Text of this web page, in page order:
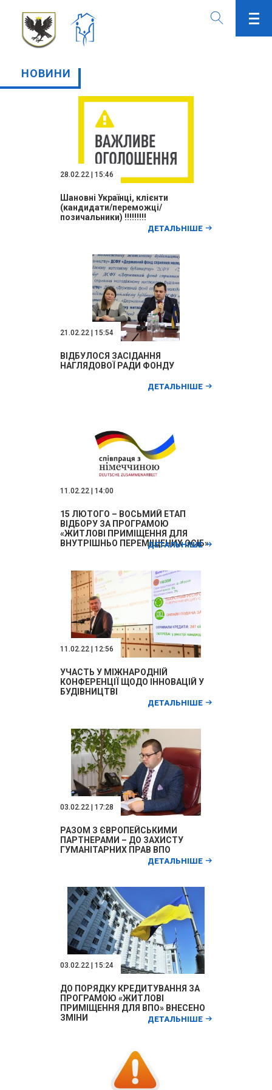
НОВИНИ
28.02.22 | 15:46
Шановні Українці, клієнти
(кандидати/переможці/
позичальники) !!!!!!!!!
ДЕТАЛЬНІШЕ
21.02.22 | 15:54
ВІДБУЛОСЯ ЗАСІДАННЯ
НАГЛЯДОВОЇ РАДИ ФОНДУ
ДЕТАЛЬНІШЕ
11.02.22 | 14:00
15 ЛЮТОГО – ВОСЬМИЙ ЕТАП
ВІДБОРУ ЗА ПРОГРАМОЮ
«ЖИТЛОВІ ПРИМІЩЕННЯ ДЛЯ
ВНУТРІШНЬО ПЕРЕМІЩЕНИХ ОСІБ»
ДЕТАЛЬНІШЕ
11.02.22 | 12:56
УЧАСТЬ У МІЖНАРОДНІЙ
КОНФЕРЕНЦІЇ ЩОДО ІННОВАЦІЙ У
БУДІВНИЦТВІ
ДЕТАЛЬНІШЕ
03.02.22 | 17:28
РАЗОМ З ЄВРОПЕЙСЬКИМИ
ПАРТНЕРАМИ – ДО ЗАХИСТУ
ГУМАНІТАРНИХ ПРАВ ВПО
ДЕТАЛЬНІШЕ
03.02.22 | 15:24
ДО ПОРЯДКУ КРЕДИТУВАННЯ ЗА
ПРОГРАМОЮ «ЖИТЛОВІ
ПРИМІЩЕННЯ ДЛЯ ВПО» ВНЕСЕНО
ЗМІНИ
ДЕТАЛЬНІШЕ